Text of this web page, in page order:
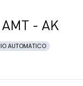
- AK
AUTOMATICO